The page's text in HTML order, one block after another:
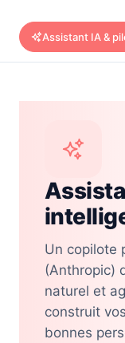
Assistant IA &
Un copilote
(Anthropic)
naturel et
construit
bonnes